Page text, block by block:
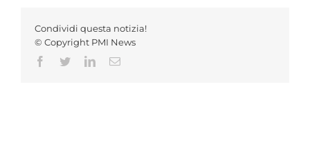
Condividi questa notizia!
© Copyright PMI News
Facebook
TwitterLinkedInEmail